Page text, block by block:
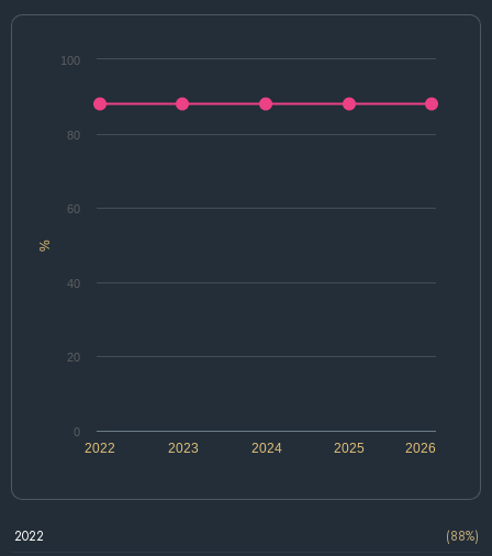
%
2022 2024 2026
2023 2025
0
20
40
60
80
100
2022
(88%)